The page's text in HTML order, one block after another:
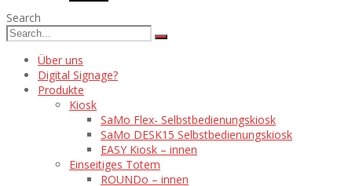
Search
Über uns
Digital Signage?
Produkte
Kiosk
SaMo Flex- Selbstbedienungskiosk
SaMo DESK15 Selbstbedienungskiosk
EASY Kiosk – innen
Einseitiges Totem
ROUNDo – innen